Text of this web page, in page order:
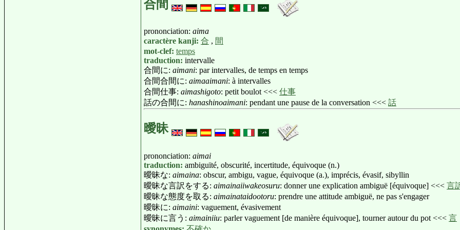
合間
prononciation: aima
caractère kanji: 合 , 間
mot-clef: temps
traduction: intervalle
合間に: aimani: par intervalles, de temps en temps
合間合間に: aimaaimani: à intervalles
合間仕事: aimashigoto: petit boulot <<< 仕事
話の合間に: hanashinoaimani: pendant une pause de la conversation <<< 話
曖昧
prononciation: aimai
traduction: ambiguïté, obscurité, incertitude, équivoque (n.)
曖昧な: aimaina: obscur, ambigu, vague, équivoque (a.), imprécis, évasif, sibyllin
曖昧な言訳をする: aimainaiiwakeosuru: donner une explication ambiguë [équivoque] <<< 言
曖昧な態度を取る: aimainataidootoru: prendre une attitude ambiguë, ne pas s'engager
曖昧に: aimaini: vaguement, évasivement
曖昧に言う: aimainiiu: parler vaguement [de manière équivoque], tourner autour du pot <<< 言